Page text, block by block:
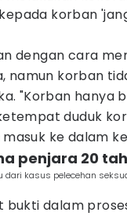
korban
dengan cara
namun korban
"Korban hanya
duduk
ke dalam
penjara 20
dari kasus pelecehan
dalam